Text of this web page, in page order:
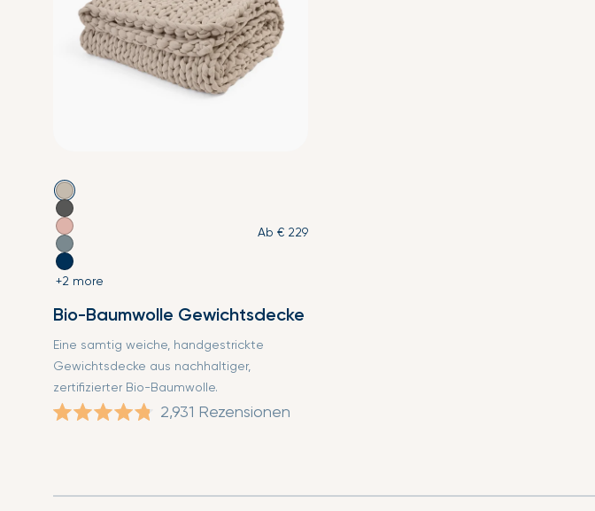
+2 more
Ab € 229
Bio-Baumwolle Gewichtsdecke
Eine samtig weiche, handgestrickte
Gewichtsdecke aus nachhaltiger,
zertifizierter Bio-Baumwolle.
5
2,931 Rezensionen